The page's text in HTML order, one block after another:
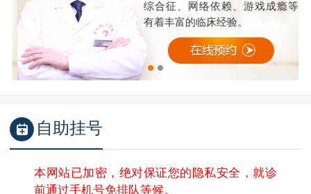
综合征、网络依赖、游戏成瘾等
有着丰富的临床经验。
自助挂号
本网站已加密，绝对保证您的隐私安全，就诊
前通过手机号免排队等候。